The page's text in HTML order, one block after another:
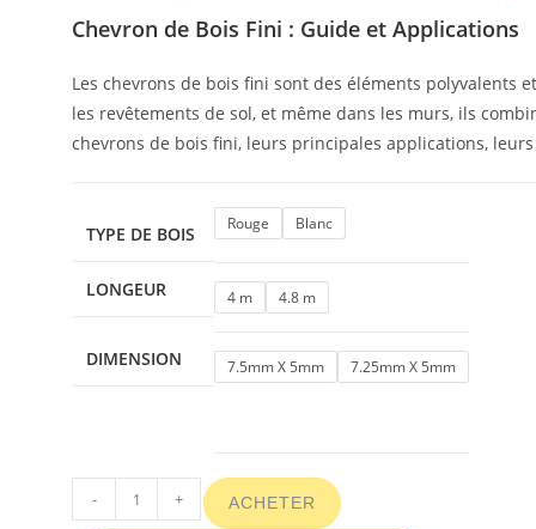
Chevron de Bois Fini : Guide et Applications
Les chevrons de bois fini sont des éléments
les revêtements de sol, et même dans les murs, ils
chevrons de bois fini, leurs principales applications,
TYPE DE BOIS Rouge Blanc
LONGEUR 4 m 4.8 m
DIMENSION 7.5mm X 5mm 7.25mm X 5mm
- + ACHETER